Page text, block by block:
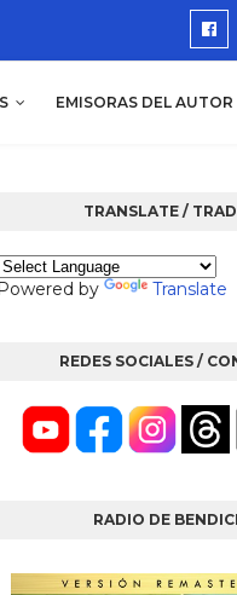
EMISORAS DEL AUTOR
TRANSLATE /
Powered by Translate
REDES SOCIALES /
RADIO DE